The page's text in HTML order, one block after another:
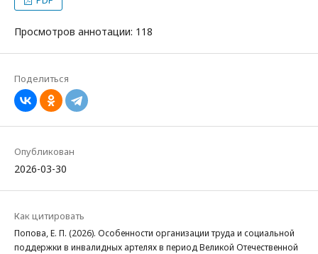
Просмотров аннотации: 118
Поделиться
Опубликован
2026-03-30
Как цитировать
Попова, Е. П. (2026). Особенности организации труда и социальной
поддержки в инвалидных артелях в период Великой Отечественной